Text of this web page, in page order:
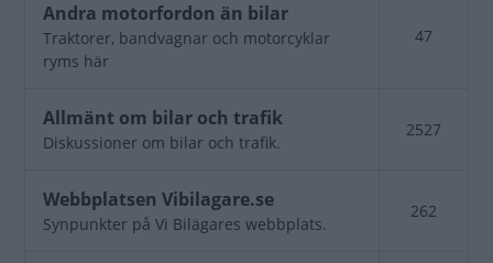
Inga
nya
inlägg
Andra motorfordon än bilar
Traktorer, bandvagnar och motorcyklar
ryms här
47
Inga
nya
Allmänt om bilar och trafik
Diskussioner om bilar och trafik.
2527
Inga
nya
Webbplatsen Vibilagare.se
Synpunkter på Vi Bilägares webbplats.
262